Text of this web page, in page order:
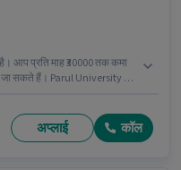
आप प्रति माह ₹30000 तक कमा
जा सकते हैं। Parul University में
अप्लाई कॉल